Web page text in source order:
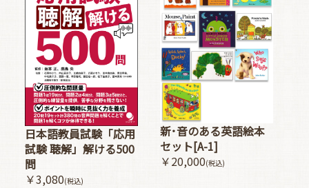
日本語教員試験「応用
試験 聴解」解ける500
問
￥3,080(税込)
新･音のある英語絵本
セット[A-1]
￥20,000(税込)